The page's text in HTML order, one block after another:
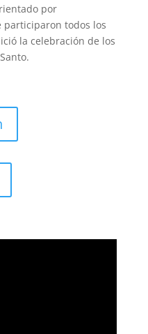
por
participaron todos los
la celebración de los